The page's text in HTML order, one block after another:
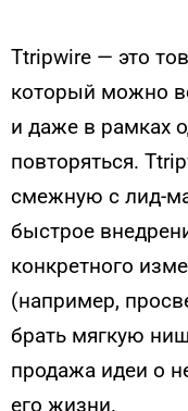
Тtripwire — это
который можно
и даже в рамках
повторяться.
смежную с лид-
быстрое
конкретного
(например,
брать мягкую
продажа идеи о
его жизни.